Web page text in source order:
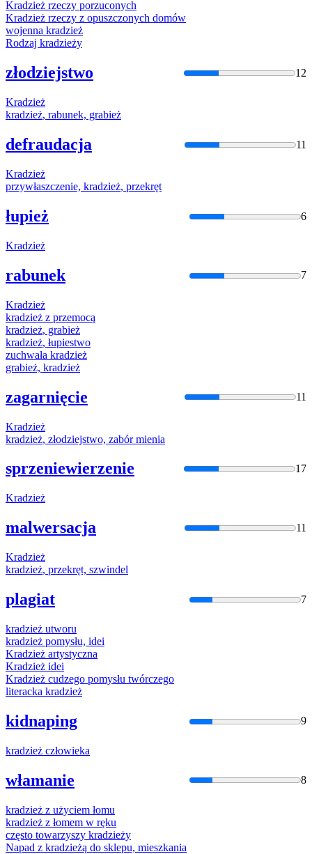
Kradzież rzeczy porzuconych
Kradzież rzeczy z opuszczonych domów
wojenna kradzież
Rodzaj kradzieży
złodziejstwo 12
Kradzież
kradzież, rabunek, grabież
defraudacja 11
Kradzież
przywłaszczenie, kradzież, przekręt
łupież 6
Kradzież
rabunek 7
Kradzież
kradzież z przemocą
kradzież, grabież
kradzież, łupiestwo
zuchwała kradzież
grabież, kradzież
zagarnięcie 11
Kradzież
kradzież, złodziejstwo, zabór mienia
sprzeniewierzenie 17
Kradzież
malwersacja 11
Kradzież
kradzież, przekręt, szwindel
plagiat 7
kradzież utworu
kradzież pomysłu, idei
Kradzież artystyczna
Kradzież idei
Kradzież cudzego pomysłu twórczego
literacka kradzież
kidnaping 9
kradzież człowieka
włamanie 8
kradzież z użyciem łomu
kradzież z łomem w ręku
często towarzyszy kradzieży
Napad z kradzieżą do sklepu, mieszkania